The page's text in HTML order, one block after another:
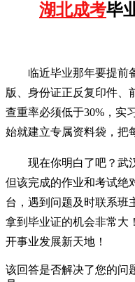
湖北成考毕
临近毕业那年要提前
版、身份证正反复印件、
查重率必须低于30%，实
始就建立专属资料袋，把
现在你明白了吧？武
但该完成的作业和考试绝
台，遇到问题及时联系班
拿到毕业证的机会非常大
开事业发展新天地！
该回答是否解决了您的问